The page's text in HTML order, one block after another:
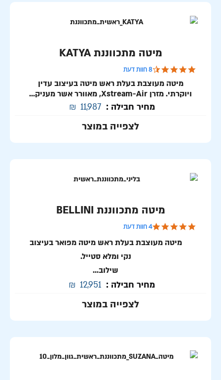
מיטה מתכווננת KATYA
4.3 star rating
8 חוות דעת
מיטה מעוצבת בעלת ראש מיטה בעיצוב עדין
ויוקרתי. מזרן Xstream-Air, מאוורר אשר מעניק...
מחיר חבילה : 11,987
₪
לצפייה במוצר
מיטה מתכווננת BELLINI
5.0 star rating
4 חוות דעת
מיטה מעוצבת בעלת ראש מיטה מפואר בעיצוב
נקי ומלא סטייל.
שילוב...
מחיר חבילה : 12,951
₪
לצפייה במוצר